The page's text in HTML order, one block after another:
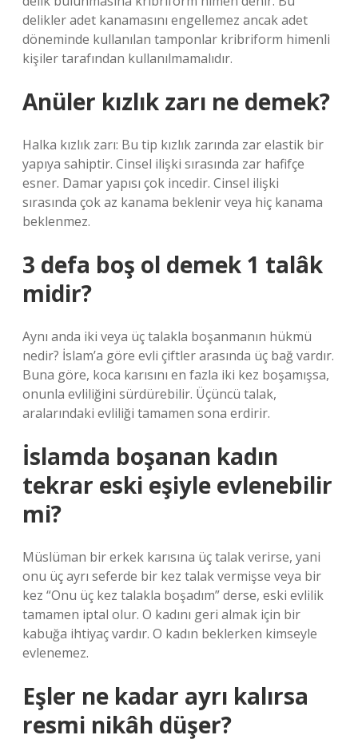
delikler adet kanamasını engellemez ancak adet
döneminde kullanılan tamponlar kribriform himenli
kişiler tarafından kullanılmamalıdır.
Anüler kızlık zarı ne demek?
Halka kızlık zarı: Bu tip kızlık zarında zar elastik bir
yapıya sahiptir. Cinsel ilişki sırasında zar hafifçe
esner. Damar yapısı çok incedir. Cinsel ilişki
sırasında çok az kanama beklenir veya hiç kanama
beklenmez.
3 defa boş ol demek 1 talâk
midir?
Aynı anda iki veya üç talakla boşanmanın hükmü
nedir? İslam’a göre evli çiftler arasında üç bağ vardır.
Buna göre, koca karısını en fazla iki kez boşamışsa,
onunla evliliğini sürdürebilir. Üçüncü talak,
aralarındaki evliliği tamamen sona erdirir.
İslamda boşanan kadın
tekrar eski eşiyle evlenebilir
mi?
Müslüman bir erkek karısına üç talak verirse, yani
onu üç ayrı seferde bir kez talak vermişse veya bir
kez “Onu üç kez talakla boşadım” derse, eski evlilik
tamamen iptal olur. O kadını geri almak için bir
kabuğa ihtiyaç vardır. O kadın beklerken kimseyle
evlenemez.
Eşler ne kadar ayrı kalırsa
resmi nikâh düşer?